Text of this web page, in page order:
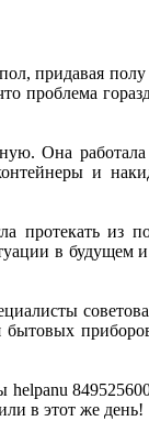
придавая
проблема
Она
и
протекать из
в будущем
бытовых
в этот же день!